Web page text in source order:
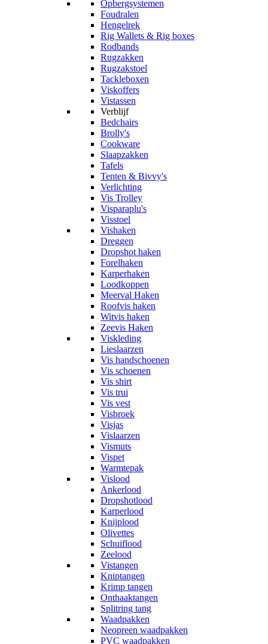
Opbergsystemen
Foudralen
Hengelrek
Rig Wallets & Rig boxes
Rodbands
Rugzakken
Rugzakstoel
Tackleboxen
Viskoffers
Vistassen
Verblijf
Bedchairs
Brolly's
Cookware
Slaapzakken
Tafels
Tenten & Bivvy's
Verlichting
Vis Trolley
Visparaplu's
Visstoel
Vishaken
Dreggen
Dropshot haken
Forelhaken
Karperhaken
Loodkoppen
Meerval Haken
Roofvis haken
Witvis haken
Zeevis Haken
Viskleding
Lieslaarzen
Vis handschoenen
Vis schoenen
Vis shirt
Vis trui
Vis vest
Visbroek
Visjas
Vislaarzen
Vismuts
Vispet
Warmtepak
Vislood
Ankerlood
Dropshotlood
Karperlood
Knijplood
Olivettes
Schuiflood
Zeelood
Vistangen
Kniptangen
Krimp tangen
Onthaaktangen
Splitring tang
Waadpakken
Neopreen waadpakken
PVC waadpakken